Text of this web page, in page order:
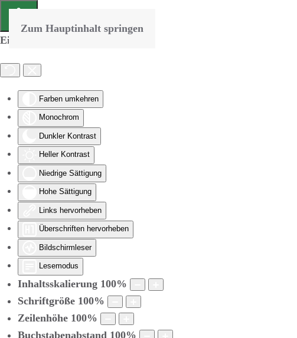
Eingabehilfen öffnen
Farben umkehren
Monochrom
Dunkler Kontrast
Heller Kontrast
Niedrige Sättigung
Hohe Sättigung
Links hervorheben
Überschriften hervorheben
Bildschirmleser
Lesemodus
Inhaltsskalierung 100%
Schriftgröße 100%
Zeilenhöhe 100%
Buchstabenabstand 100%
Zum Hauptinhalt springen